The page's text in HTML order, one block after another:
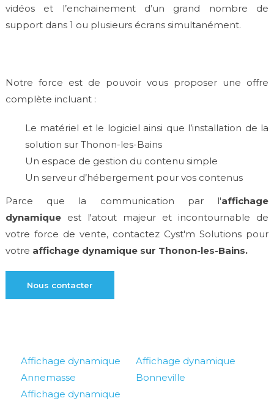
vidéos et l’enchainement d’un grand nombre de
support dans 1 ou plusieurs écrans simultanément.
Notre force est de pouvoir vous proposer une offre
complète incluant :
Le matériel et le logiciel ainsi que l’installation de la
solution sur Thonon-les-Bains
Un espace de gestion du contenu simple
Un serveur d’hébergement pour vos contenus
Parce que la communication par l'affichage
dynamiqueest l'atout majeur et incontournable de
votre force de vente, contactez Cyst'm Solutions pour
votre affichage dynamique sur Thonon-les-Bains.
Nous contacter
Affichage dynamique
Annemasse
Affichage dynamique
Bonneville
Affichage dynamique